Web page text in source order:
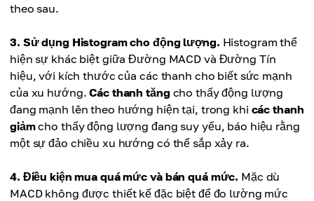
theo sau.
3. Sử dụng Histogram cho động lượng. Histogram thể
hiện sự khác biệt giữa Đường MACD và Đường Tín
hiệu, với kích thước của các thanh cho biết sức mạnh
của xu hướng.Các thanh tăng cho thấy động lượng
đang mạnh lên theo hướng hiện tại, trong khi các thanh
giảmcho thấy động lượng đang suy yếu, báo hiệu rằng
một sự đảo chiều xu hướng có thể sắp xảy ra.
4. Điều kiện mua quá mức và bán quá mức. Mặc dù
MACD không được thiết kế đặc biệt để đo lường mức